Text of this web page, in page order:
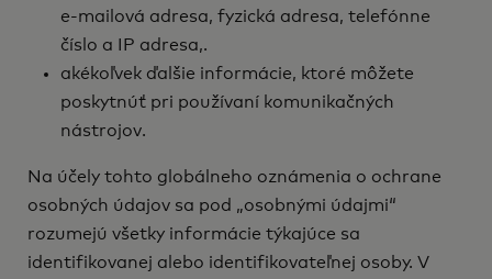
e-mailová adresa, fyzická adresa, telefónne
číslo a IP adresa,.
akékoľvek ďalšie informácie, ktoré môžete
poskytnúť pri používaní komunikačných
nástrojov.
Na účely tohto globálneho oznámenia o ochrane
osobných údajov sa pod „osobnými údajmi“
rozumejú všetky informácie týkajúce sa
identifikovanej alebo identifikovateľnej osoby. V